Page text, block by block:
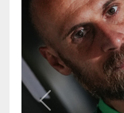
Previous